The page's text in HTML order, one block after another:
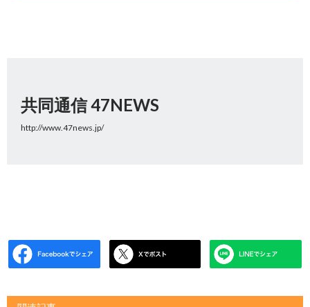
共同通信 47NEWS
http://www.47news.jp/